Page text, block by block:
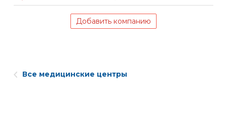
Добавить компанию
Все медицинские центры